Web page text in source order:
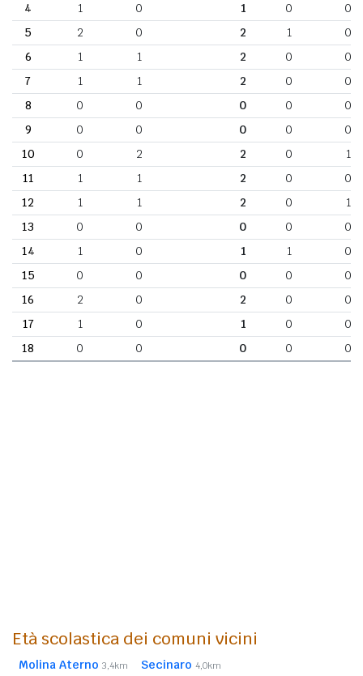
4
1 0 1 0
0
5
2 0 2 1
0
6
1 1 2 0
0
7
1 1 2 0
0
8
0 0 0 0
0
9
0 0 0 0
0
10
0 2 2 0
1
11
1 1 2 0
0
12
1 1 2 0
1
13
0 0 0 0
0
14
1 0 1 1
0
15
0 0 0 0
0
16
2 0 2 0
0
17
1 0 1 0
0
18
0 0 0 0 0
Età scolastica dei comuni vicini
Molina Aterno 3,4km Secinaro 4,0km